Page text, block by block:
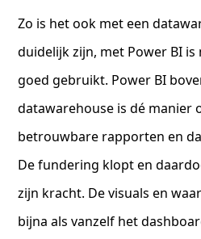
Zo is het ook met een
duidelijk zijn, met Power BI
goed gebruikt. Power BI
datawarehouse is dé manier
betrouwbare rapporten en
De fundering klopt en
zijn kracht. De visuals en
bijna als vanzelf het